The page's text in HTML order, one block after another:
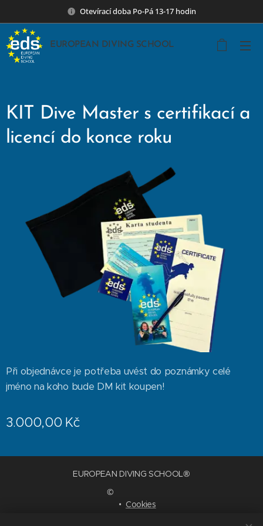
Otevírací doba Po-Pá 13-17 hodin
EUROPEAN DIVING SCHOOL
KIT Dive Master s certifikací a
licencí do konce roku
Při objednávce je potřeba uvést do poznámky celé
jméno na koho bude DM kit koupen!
3.000,00 Kč
EUROPEAN DIVING SCHOOL®
©
Cookies